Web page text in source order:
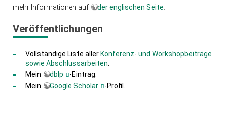
mehr Informationen auf
der englischen Seite.
Veröffentlichungen
Vollständige Liste aller Konferenz- und Workshopbeiträge
sowie Abschlussarbeiten
Mein
dblp
-Eintrag.
Mein
Google Scholar -Profil.